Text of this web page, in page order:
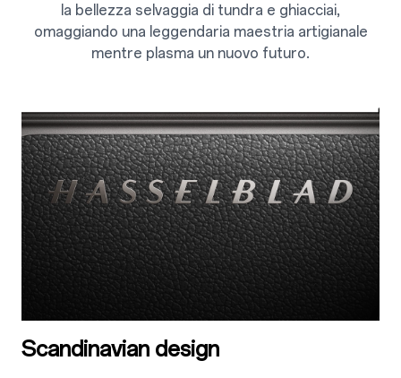
la bellezza selvaggia di tundra e ghiacciai,
omaggiando una leggendaria maestria artigianale
mentre plasma un nuovo futuro.
Scandinavian design